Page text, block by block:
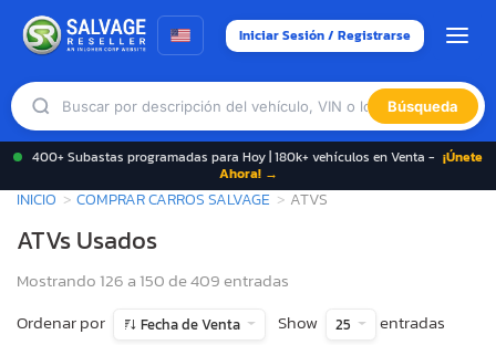
Iniciar Sesión / Registrarse
Búsqueda
400+ Subastas programadas para Hoy | 180k+ vehículos en Venta - ¡Únete
Ahora! →
INICIO COMPRAR CARROS SALVAGE ATVS
ATVs Usados
Mostrando 126 a 150 de 409 entradas
Ordenar por
Fecha de Venta Show 25 entradas